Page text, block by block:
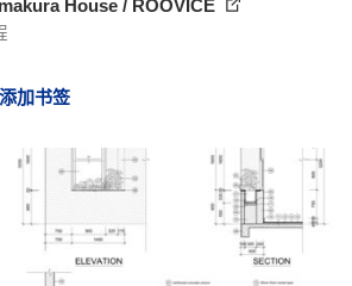
House / ROOVICE
加书签